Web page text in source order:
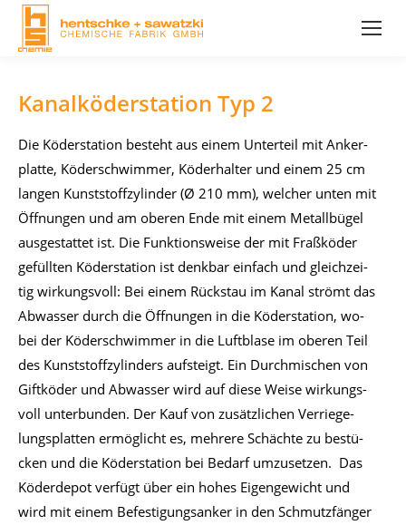
Kanalköderstation Typ 2
Die Kö­der­sta­ti­on be­steht aus ei­nem Un­ter­teil mit An­ker­
plat­te, Kö­der­schwim­mer, Kö­der­hal­ter und ei­nem 25 cm
lan­gen Kunst­stoff­zy­lin­der (Ø 210 mm), wel­cher un­ten mit
Öff­nun­gen und am obe­ren Ende mit ei­nem Me­tall­bü­gel
aus­ge­stat­tet ist. Die Funk­ti­ons­wei­se der mit Fraß­kö­der
ge­füll­ten Kö­der­sta­ti­on ist denk­bar ein­fach und gleich­zei­
tig wir­kungs­voll: Bei ei­nem Rück­stau im Ka­nal strömt das
Ab­was­ser durch die Öff­nun­gen in die Kö­der­sta­ti­on, wo­
bei der Kö­der­schwim­mer in die Luft­bla­se im obe­ren Teil
des Kunst­stoff­zy­lin­ders auf­steigt. Ein Durch­mi­schen von
Gift­kö­der und Ab­was­ser wird auf die­se Wei­se wir­kungs­
voll un­ter­bun­den. Der Kauf von zu­sätz­li­chen Ver­rie­ge­
lungs­plat­ten er­mög­licht es, meh­re­re Schäch­te zu be­stü­
cken und die Kö­der­sta­ti­on bei Be­darf um­zu­set­zen. Das
Kö­der­de­pot ver­fügt über ein ho­hes Ei­gen­ge­wicht und
wird mit ei­nem Be­fes­ti­gungs­an­ker in den Schmutz­fän­ger